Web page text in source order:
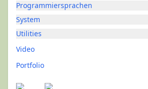
Programmiersprachen
System
Utilities
Video
Portfolio